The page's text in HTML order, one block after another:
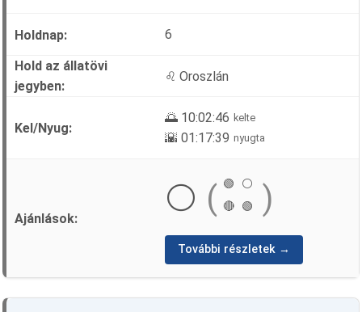
6
♌ Oroszlán
🌅 10:02:46 kelte
🌇 01:17:39 nyugta
⚪ ( 🟢
⚪
🔴
🟢 )
További részletek →